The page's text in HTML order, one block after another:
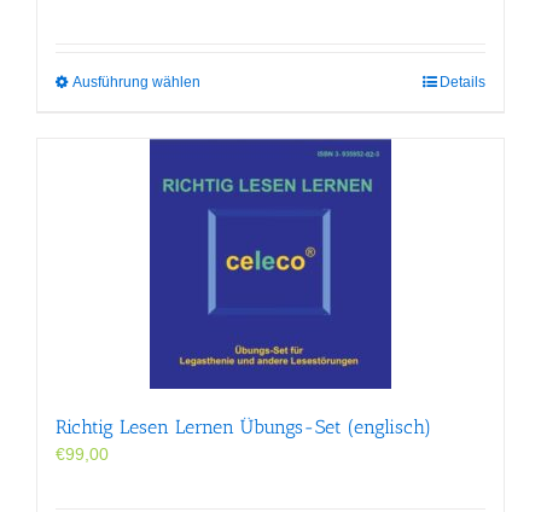
Ausführung wählen
Varianten
auf.
Optionen
auf
Produktseite
gewählt
Details
Richtig Lesen Lernen Übungs-Set (englisch)
€99,00